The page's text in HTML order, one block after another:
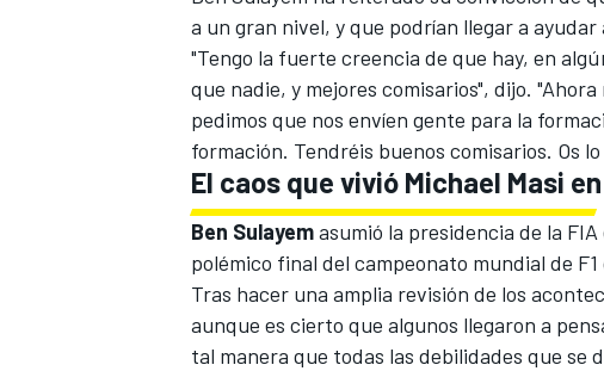
a un gran nivel, y que podrían llegar a
"Tengo la fuerte creencia de que hay, en
que nadie, y mejores comisarios", dijo.
pedimos que nos envíen gente para la
formación. Tendréis buenos comisarios. Os
El caos que vivió Michael Masi
Ben Sulayemasumió la presidencia de la
polémico final del campeonato mundial de F1
Tras hacer una amplia revisión de los
aunque es cierto que algunos llegaron a
tal manera que todas las debilidades que se